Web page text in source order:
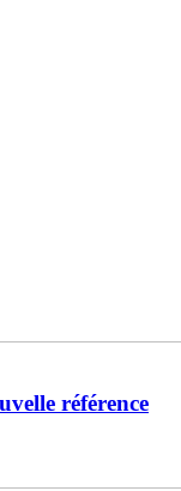
référence